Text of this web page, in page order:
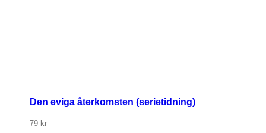
Den eviga återkomsten (serietidning)
79 kr